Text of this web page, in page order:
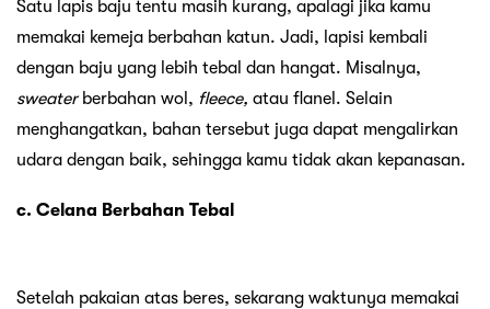
Satu lapis baju tentu masih kurang, apalagi jika kamu
memakai kemeja berbahan katun. Jadi, lapisi kembali
dengan baju yang lebih tebal dan hangat. Misalnya,
sweater berbahan wol, fleece, atau flanel. Selain
menghangatkan, bahan tersebut juga dapat mengalirkan
udara dengan baik, sehingga kamu tidak akan kepanasan.
c. Celana Berbahan Tebal
Setelah pakaian atas beres, sekarang waktunya memakai